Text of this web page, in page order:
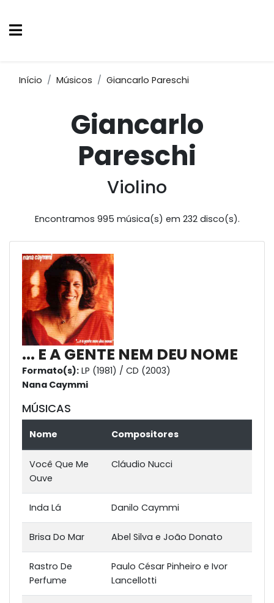
Início Músicos Giancarlo Pareschi
Giancarlo
Pareschi
Violino
Encontramos 995 música(s) em 232 disco(s).
... E A GENTE NEM DEU NOME
Formato(s): LP (1981) / CD (2003)
Nana Caymmi
MÚSICAS
Nome Compositores
Você Que Me
Ouve
Cláudio Nucci
Inda Lá Danilo Caymmi
Brisa Do Mar Abel Silva e João Donato
Rastro De
Perfume
Paulo César Pinheiro e Ivor
Lancellotti